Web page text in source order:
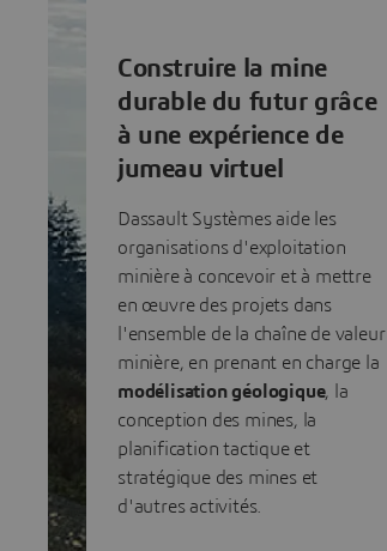
Construire la mine
durable du futur grâce
à une expérience de
jumeau virtuel
Dassault Systèmes aide les
organisations d'exploitation
minière à concevoir et à mettre
en œuvre des projets dans
l'ensemble de la chaîne de valeur
minière, en prenant en charge la
modélisation géologique, la
conception des mines, la
planification tactique et
stratégique des mines et
d'autres activités.